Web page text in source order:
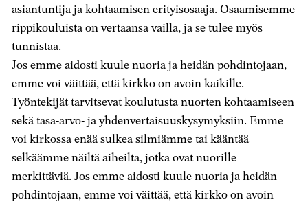
asiantuntija ja kohtaamisen erityisosaaja. Osaamisemme
rippikouluista on vertaansa vailla, ja se tulee myös
tunnistaa.
Jos emme aidosti kuule nuoria ja heidän pohdintojaan,
emme voi väittää, että kirkko on avoin kaikille.
Työntekijät tarvitsevat koulutusta nuorten kohtaamiseen
sekä tasa-arvo- ja yhdenvertaisuuskysymyksiin. Emme
voi kirkossa enää sulkea silmiämme tai kääntää
selkäämme näiltä aiheilta, jotka ovat nuorille
merkittäviä. Jos emme aidosti kuule nuoria ja heidän
pohdintojaan, emme voi väittää, että kirkko on avoin